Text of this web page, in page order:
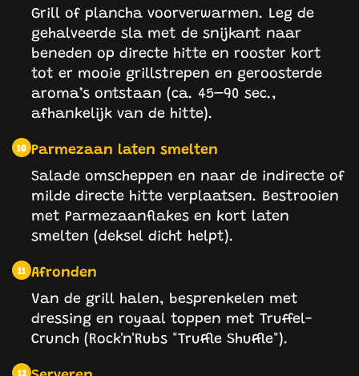
Grill of plancha voorverwarmen. Leg de
gehalveerde sla met de snijkant naar
beneden op directe hitte en rooster kort
tot er mooie grillstrepen en geroosterde
aroma’s ontstaan (ca. 45–90 sec.,
afhankelijk van de hitte).
10 Parmezaan laten smelten
Salade omscheppen en naar de indirecte of
milde directe hitte verplaatsen. Bestrooien
met Parmezaanflakes en kort laten
smelten (deksel dicht helpt).
11 Afronden
Van de grill halen, besprenkelen met
dressing en royaal toppen met Truffel-
Crunch (Rock'n'Rubs "Truffle Shuffle").
12